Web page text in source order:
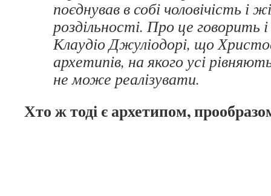
поєднував в собі чоловічість і
роздільності. Про це говорить і
Клаудіо Джуліодорі, що
архетипів, на якого усі
не може реалізувати.
Хто ж тоді є архетипом,